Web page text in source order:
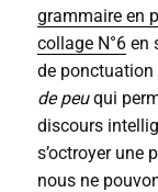
grammaire en
collage N°6en
de ponctuation
de peuqui
discours
s’octroyer une
nous ne